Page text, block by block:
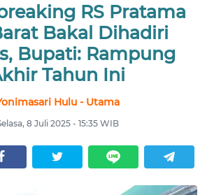
RS Pratama
Bakal Dihadiri
Bupati: Rampung
Tahun Ini
Hulu - Utama
8 Juli 2025 - 15:35 WIB